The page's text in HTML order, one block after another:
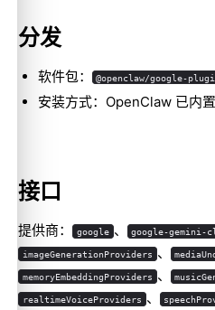
分发
软件包： @openclaw/google-
安装方式：OpenClaw 已内置
接口
提供商： google 、 google-gemini-
imageGenerationProviders 、
memoryEmbeddingProviders 、
realtimeVoiceProviders 、
Molty